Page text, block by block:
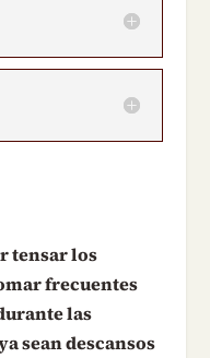
tensar los
frecuentes
las
sean descansos